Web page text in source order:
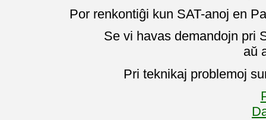
Por renkontiĝi kun SAT-anoj en
Se vi havas demandojn pri
aŭ
Pri teknikaj problemoj